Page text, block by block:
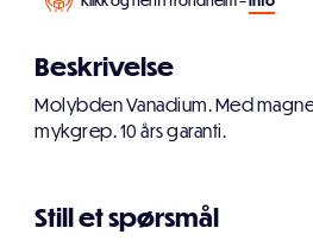
Beskrivelse
Molybden Vanadium. Med
mykgrep. 10 års garanti.
Still et spørsmål